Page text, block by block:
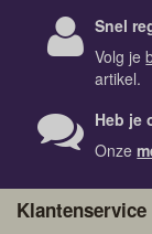
Snel
Volg je
artikel.
Heb je
Onze
Klantenservice